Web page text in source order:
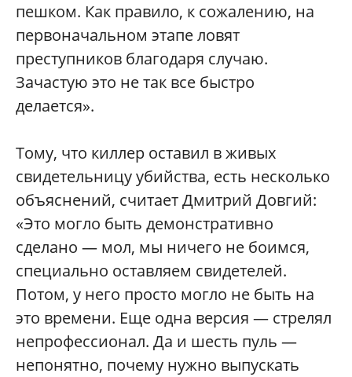
пешком. Как правило, к сожалению, на
первоначальном этапе ловят
преступников благодаря случаю.
Зачастую это не так все быстро
делается».
Тому, что киллер оставил в живых
свидетельницу убийства, есть несколько
объяснений, считает Дмитрий Довгий:
«Это могло быть демонстративно
сделано — мол, мы ничего не боимся,
специально оставляем свидетелей.
Потом, у него просто могло не быть на
это времени. Еще одна версия — стрелял
непрофессионал. Да и шесть пуль —
непонятно, почему нужно выпускать